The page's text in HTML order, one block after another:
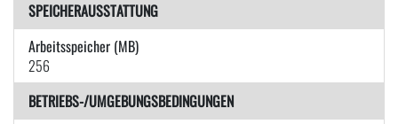
SPEICHERAUSSTATTUNG
Arbeitsspeicher (MB)
256
BETRIEBS-/UMGEBUNGSBEDINGUNGEN